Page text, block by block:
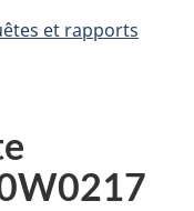
et rapports